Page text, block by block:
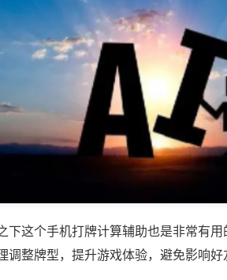
下这个手机打牌计算辅助也是非常有
调整牌型，提升游戏体验，避免影响好